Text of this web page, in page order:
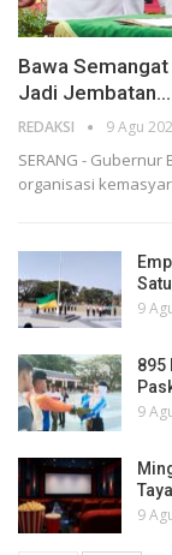
Bawa Semangat
Jadi Jembatan…
REDAKSI 9 Agu
SERANG -
organisasi
9
895
9
9